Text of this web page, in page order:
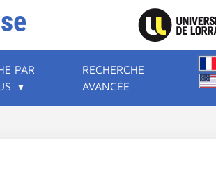
PAR
RECHERCHE
AVANCÉE